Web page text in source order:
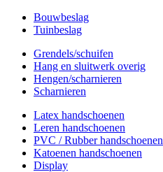
Bouwbeslag
Tuinbeslag
Grendels/schuifen
Hang en sluitwerk overig
Hengen/scharnieren
Scharnieren
Latex handschoenen
Leren handschoenen
PVC / Rubber handschoenen
Katoenen handschoenen
Display